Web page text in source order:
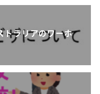
トラリアのワーホ